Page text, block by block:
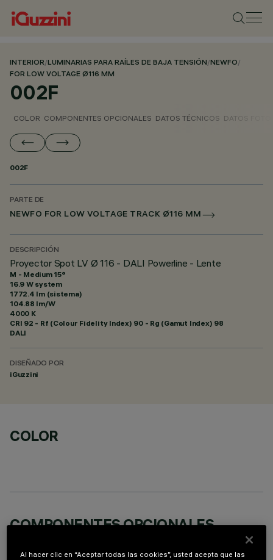
INTERIOR/LUMINARIAS PARA RAÍLES DE BAJA TENSIÓN/NEWFO/
FOR LOW VOLTAGE Ø116 MM
002F
COLOR COMPONENTES OPCIONALES DATOS TÉCNICOS DATOS
002F
PARTE DE
NEWFO FOR LOW VOLTAGE TRACK Ø116 MM
DESCRIPCIÓN
Proyector Spot LV Ø 116 - DALI Powerline - Lente
M - Medium 15°
16.9 W system
1772.4 lm (sistema)
104.88 lm/W
4000 K
CRI 92 - Rf (Colour Fidelity Index) 90 - Rg (Gamut Index) 98
DALI
DISEÑADO POR
iGuzzini
COLOR
COMPONENTES OPCIONALES
Al hacer clic en “Aceptar todas las cookies”, usted acepta que las